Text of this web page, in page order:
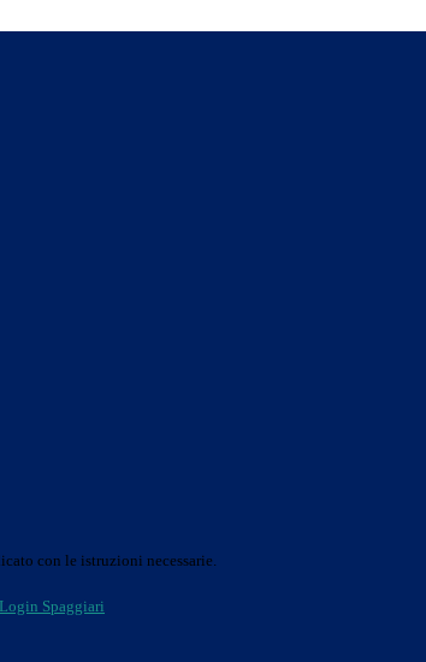
con le istruzioni necessarie.
Login Spaggiari